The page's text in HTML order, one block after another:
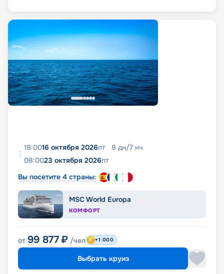
18:0016 октября 2026пт 8 дн/7 нч
08:0023 октября 2026пт
Вы посетите 4 страны:
MSC World Europa
КОМФОРТ
от 99 877 ₽ /чел +1 000
Выбрать круиз